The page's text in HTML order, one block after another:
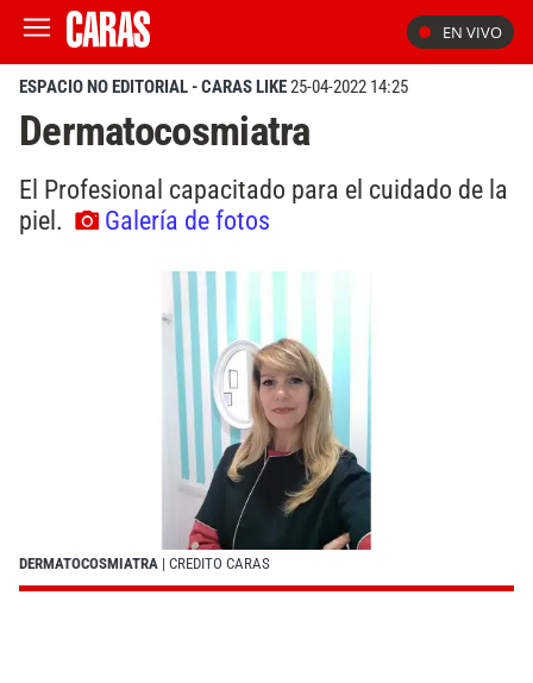
EN VIVO
ESPACIO NO EDITORIAL - CARAS LIKE25-04-2022 14:25
Dermatocosmiatra
El Profesional capacitado para el cuidado de la
piel.
Galería de fotos
DERMATOCOSMIATRA | CREDITO CARAS